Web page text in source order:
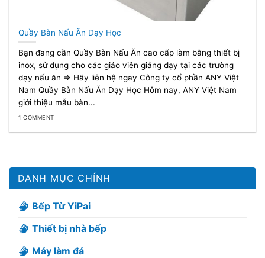
Quầy Bàn Nấu Ăn Dạy Học
Bạn đang cần Quầy Bàn Nấu Ăn cao cấp làm bằng thiết bị
inox, sử dụng cho các giáo viên giảng dạy tại các trường
dạy nấu ăn => Hãy liên hệ ngay Công ty cổ phần ANY Việt
Nam Quầy Bàn Nấu Ăn Dạy Học Hôm nay, ANY Việt Nam
giới thiệu mẫu bàn...
1 COMMENT
DANH MỤC CHÍNH
Bếp Từ YiPai
Thiết bị nhà bếp
Máy làm đá